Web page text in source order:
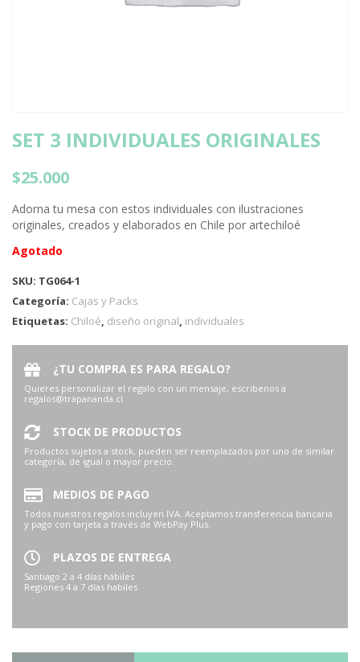
SET 3 INDIVIDUALES ORIGINALES
$25.000
Adorna tu mesa con estos individuales con ilustraciones
originales, creados y elaborados en Chile por artechiloé
Agotado
SKU: TG064-1
Categoría: Cajas y Packs
Etiquetas: Chiloé, diseño original, individuales
¿TU COMPRA ES PARA REGALO?
Quieres personalizar el regalo con un mensaje, escribenos a
regalos@trapananda.cl
STOCK DE PRODUCTOS
Productos sujetos a stock, pueden ser reemplazados por uno de similar
categoría, de igual o mayor precio.
MEDIOS DE PAGO
Todos nuestros regalos incluyen IVA. Aceptamos transferencia bancaria
y pago con tarjeta a través de WebPay Plus.
PLAZOS DE ENTREGA
Santiago 2 a 4 días hábiles
Regiones 4 a 7 días habiles